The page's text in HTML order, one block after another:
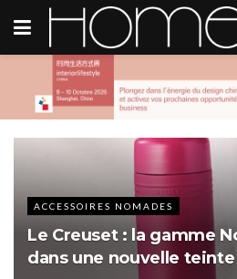
ACCESSOIRES NOMADES
Le Creuset : la gamme
dans une nouvelle